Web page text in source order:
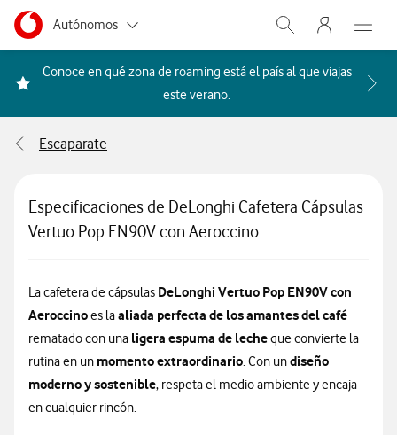
Ir a la pagina principal de vodafone.es
Menu navegación Segmento
Autónomos
Pymes
Abrir buscador.
Menu
Abre
Conoce en qué zona de roaming está el país al que viajas
este verano. Acceder a la FAQ Qué
Escaparate
Especificaciones de DeLonghi Cafetera Cápsulas
Vertuo Pop EN90V con Aeroccino
La cafetera de cápsulas DeLonghi Vertuo Pop EN90V con
Aeroccinoes laaliada perfecta de los amantes del café
rematado con una ligera espuma de lecheque convierte la
rutina en un momento extraordinario. Con undiseño
moderno y sostenible, respeta el medio ambiente y encaja
en cualquier rincón.